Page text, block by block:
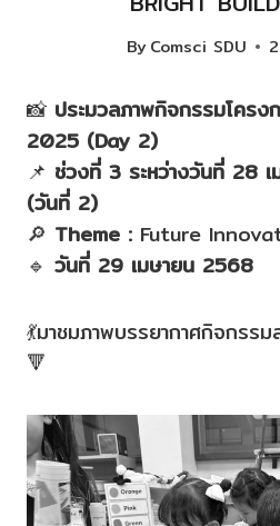
ByComsci SDU
📸 ประมวลภาพกิจกรรมโครง
2025 (Day 2)
📌 ช่วงที่ 3 ระหว่างวันที่ 28
(วันที่ 2)
🔎 Theme : Future
🔹 วันที่ 29 เมษายน 2568
💃มาชมภาพบรรยากาศกิจกรร
🔻